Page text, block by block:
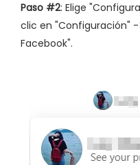
Paso #2: Elige
clic en "Configuración"
Facebook".